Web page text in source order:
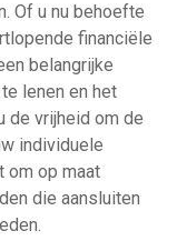
Of u nu behoefte
financiële
belangrijke
lenen en het
de vrijheid om de
individuele
om op maat
die aansluiten